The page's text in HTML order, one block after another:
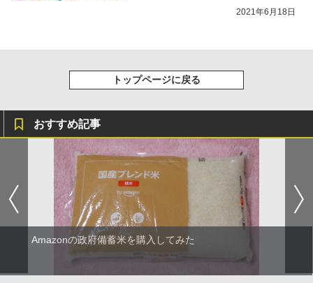
2021年6月18日
トップページに戻る
おすすめ記事
Amazonの政府備蓄米を購入してみた